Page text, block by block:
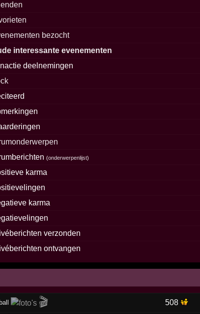
bezocht
interessante evenementen
deelnemingen
(onderwerpenlijst)
karma
karma
verzonden
ontvangen
🎬 508